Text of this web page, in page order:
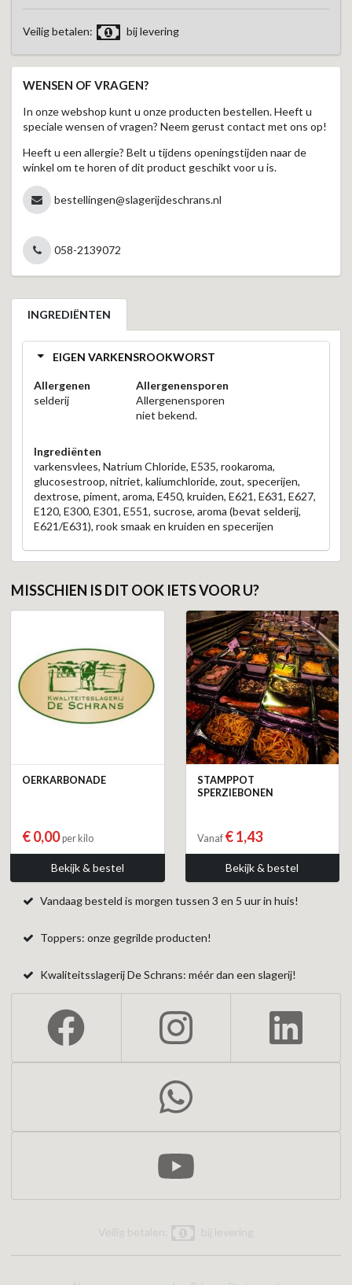
Veilig betalen: bij levering
WENSEN OF VRAGEN?
In onze webshop kunt u onze producten bestellen. Heeft u
speciale wensen of vragen? Neem gerust contact met ons op!
Heeft u een allergie? Belt u tijdens openingstijden naar de
winkel om te horen of dit product geschikt voor u is.
bestellingen@slagerijdeschrans.nl
058-2139072
INGREDIËNTEN
EIGEN VARKENSROOKWORST
Allergenen
selderij
Allergenensporen
Allergenensporen
niet bekend.
Ingrediënten
varkensvlees, Natrium Chloride, E535, rookaroma,
glucosestroop, nitriet, kaliumchloride, zout, specerijen,
dextrose, piment, aroma, E450, kruiden, E621, E631, E627,
E120, E300, E301, E551, sucrose, aroma (bevat selderij,
E621/E631), rook smaak en kruiden en specerijen
MISSCHIEN IS DIT OOK IETS VOOR U?
OERKARBONADE
€ 0,00per kilo
Bekijk & bestel
STAMPPOT
SPERZIEBONEN
Vanaf € 1,43
Bekijk & bestel
Vandaag besteld is morgen tussen 3 en 5 uur in huis!
Toppers: onze gegrilde producten!
Kwaliteitsslagerij De Schrans: méér dan een slagerij!